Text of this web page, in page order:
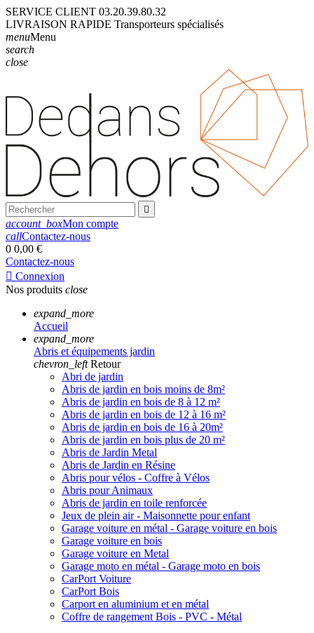
SERVICE CLIENT 03.20.39.80.32
LIVRAISON RAPIDE Transporteurs spécialisés
menuMenu
search
close

account_boxMon compte
callContactez-nous
0 0,00 €
Contactez-nous
 Connexion
Nos produits close
expand_more
Accueil
expand_more
Abris et équipements jardin
chevron_left Retour
Abri de jardin
Abris de jardin en bois moins de 8m²
Abris de jardin en bois de 8 à 12 m²
Abris de jardin en bois de 12 à 16 m²
Abris de jardin en bois de 16 à 20m²
Abris de jardin en bois plus de 20 m²
Abris de Jardin Metal
Abris de Jardin en Résine
Abris pour vélos - Coffre à Vélos
Abris pour Animaux
Abris de jardin en toile renforcée
Jeux de plein air - Maisonnette pour enfant
Garage voiture en métal - Garage voiture en bois
Garage voiture en bois
Garage voiture en Metal
Garage moto en métal - Garage moto en bois
CarPort Voiture
CarPort Bois
Carport en aluminium et en métal
Coffre de rangement Bois - PVC - Métal